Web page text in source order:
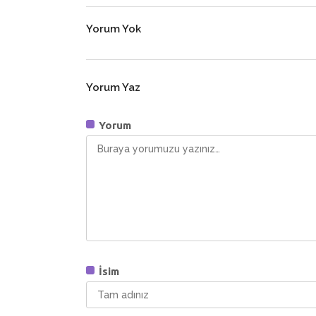
Yorum Yok
Yorum Yaz
Yorum
İsim